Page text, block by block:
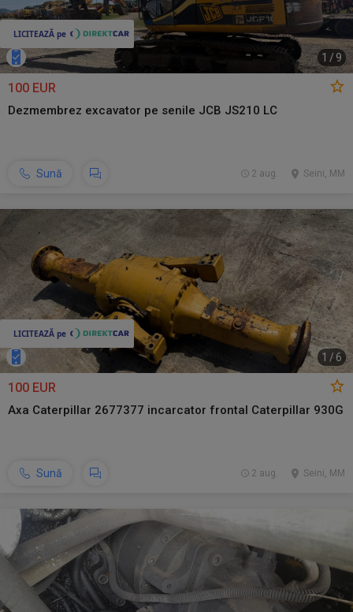
1 / 9
100 EUR
Dezmembrez excavator pe senile JCB JS210 LC
Sună Seini, MM
2 aug.
1 /6
100 EUR
Axa Caterpillar 2677377 incarcator frontal Caterpillar 930G
Sună Seini, MM
2 aug.